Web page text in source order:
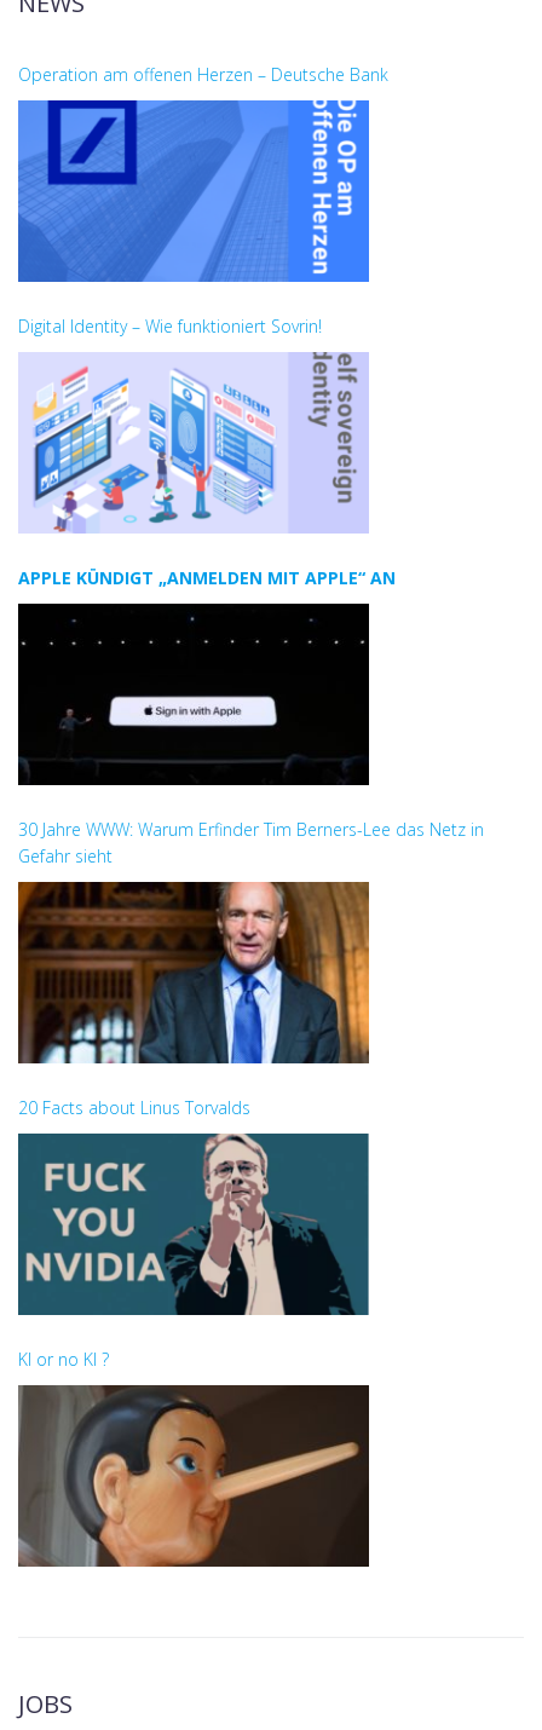
Operation am offenen Herzen – Deutsche Bank
Digital Identity – Wie funktioniert Sovrin!
APPLE KÜNDIGT „ANMELDEN MIT APPLE“ AN
30 Jahre WWW: Warum Erfinder Tim Berners-Lee das Netz in
Gefahr sieht
20 Facts about Linus Torvalds
KI or no KI ?
JOBS